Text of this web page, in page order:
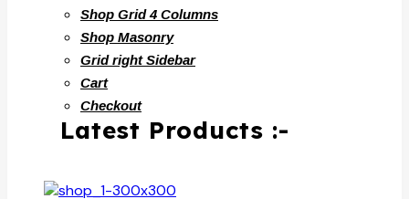
Shop Grid 4 Columns
Shop Masonry
Grid right Sidebar
Cart
Checkout
Latest Products :-